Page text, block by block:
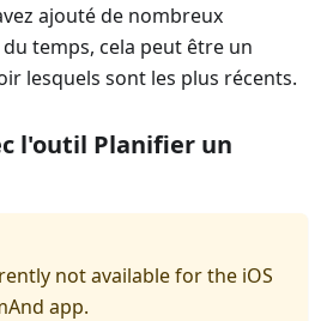
ajouté de nombreux
temps, cela peut être un
lesquels sont les plus récents.
l'outil Planifier un
not available for the iOS
app.